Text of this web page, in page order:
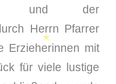
und der
Herrn Pfarrer
Erzieherinnen mit
für viele lustige